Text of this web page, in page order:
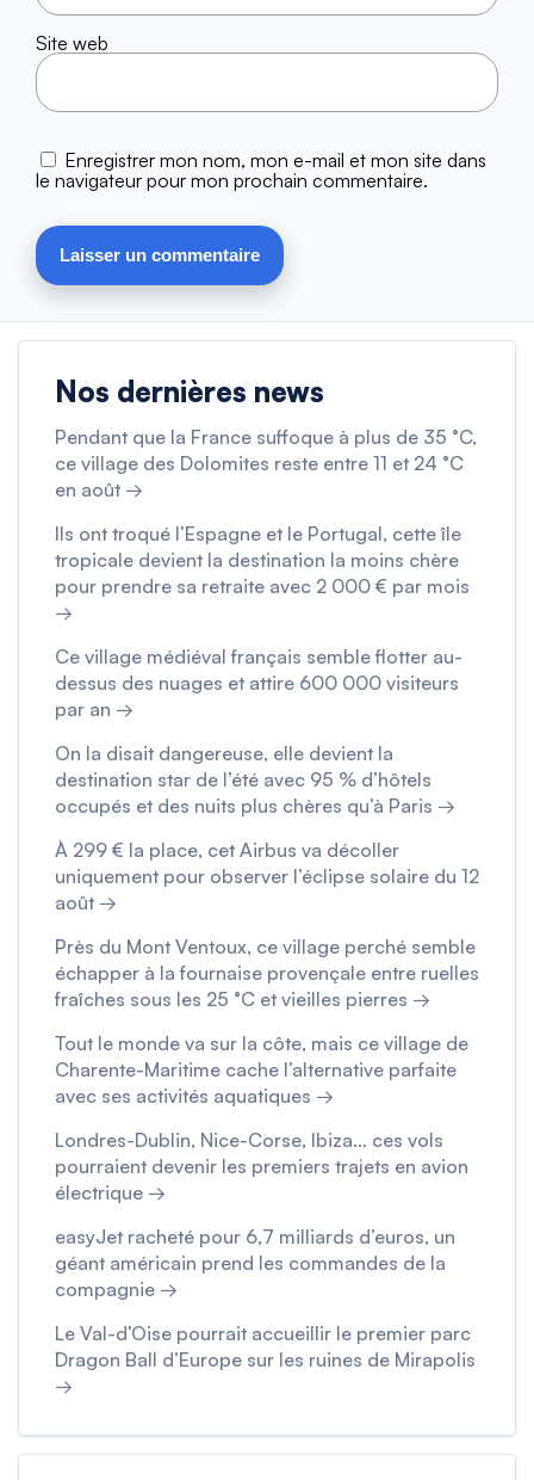
Site web
Enregistrer mon nom, mon e-mail et mon site dans
le navigateur pour mon prochain commentaire.
Nos dernières news
Pendant que la France suffoque à plus de 35 °C,
ce village des Dolomites reste entre 11 et 24 °C
en août →
Ils ont troqué l’Espagne et le Portugal, cette île
tropicale devient la destination la moins chère
pour prendre sa retraite avec 2 000 € par mois
→
Ce village médiéval français semble flotter au-
dessus des nuages et attire 600 000 visiteurs
par an →
On la disait dangereuse, elle devient la
destination star de l’été avec 95 % d’hôtels
occupés et des nuits plus chères qu’à Paris →
À 299 € la place, cet Airbus va décoller
uniquement pour observer l’éclipse solaire du 12
août →
Près du Mont Ventoux, ce village perché semble
échapper à la fournaise provençale entre ruelles
fraîches sous les 25 °C et vieilles pierres →
Tout le monde va sur la côte, mais ce village de
Charente-Maritime cache l’alternative parfaite
avec ses activités aquatiques →
Londres-Dublin, Nice-Corse, Ibiza… ces vols
pourraient devenir les premiers trajets en avion
électrique →
easyJet racheté pour 6,7 milliards d’euros, un
géant américain prend les commandes de la
compagnie →
Le Val-d’Oise pourrait accueillir le premier parc
Dragon Ball d’Europe sur les ruines de Mirapolis
→